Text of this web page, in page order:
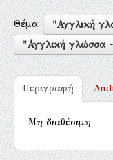
Θέμα:
"Αγγλική
"Αγγλική γλώσσα
Περιγραφή
Μη διαθέσιμη